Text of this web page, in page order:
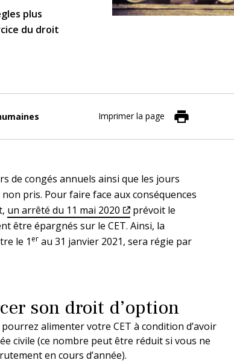
plus
du droit
Imprimer la page
de congés annuels ainsi que les jours
pris. Pour faire face aux conséquences
un arrêté du 11 mai 2020
prévoit le
être épargnés sur le CET. Ainsi, la
le 1 er au 31 janvier 2021, sera régie par
son droit d’option
pourrez alimenter votre CET à condition d’avoir
civile (ce nombre peut être réduit si vous ne
en cours d’année).